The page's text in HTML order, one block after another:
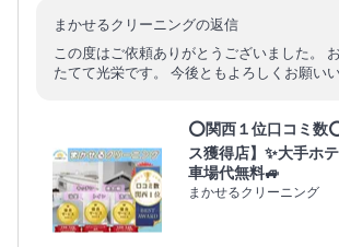
まかせるクリーニングの返信
この度はご依頼ありがとうございました。
たてて光栄です。 今後ともよろしくお願いい
⭕関西１位口コミ数
ス獲得店】✨大手ホ
車場代無料🚙
まかせるクリーニング